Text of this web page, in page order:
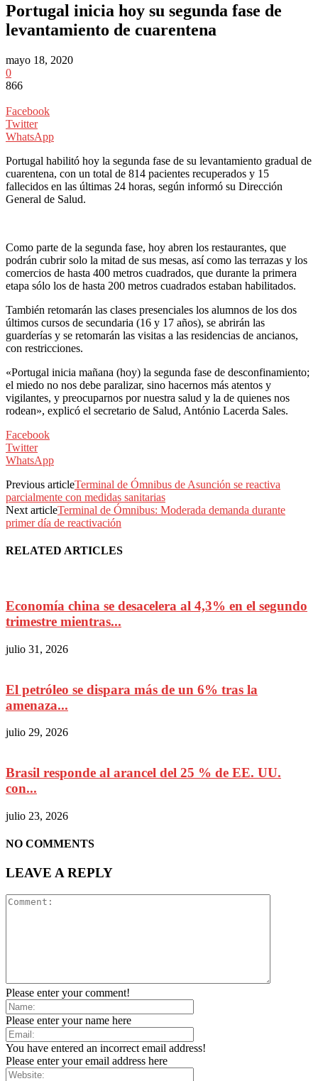
Portugal inicia hoy su segunda fase de
levantamiento de cuarentena
mayo 18, 2020
0
866
Facebook
Twitter
WhatsApp
Portugal habilitó hoy la segunda fase de su levantamiento gradual de
cuarentena, con un total de 814 pacientes recuperados y 15
fallecidos en las últimas 24 horas, según informó su Dirección
General de Salud.
Como parte de la segunda fase, hoy abren los restaurantes, que
podrán cubrir solo la mitad de sus mesas, así como las terrazas y los
comercios de hasta 400 metros cuadrados, que durante la primera
etapa sólo los de hasta 200 metros cuadrados estaban habilitados.
También retomarán las clases presenciales los alumnos de los dos
últimos cursos de secundaria (16 y 17 años), se abrirán las
guarderías y se retomarán las visitas a las residencias de ancianos,
con restricciones.
«Portugal inicia mañana (hoy) la segunda fase de desconfinamiento;
el miedo no nos debe paralizar, sino hacernos más atentos y
vigilantes, y preocuparnos por nuestra salud y la de quienes nos
rodean», explicó el secretario de Salud, António Lacerda Sales.
Facebook
Twitter
WhatsApp
Previous articleTerminal de Ómnibus de Asunción se reactiva
parcialmente con medidas sanitarias
Next articleTerminal de Ómnibus: Moderada demanda durante
primer día de reactivación
RELATED ARTICLES
Economía china se desacelera al 4,3% en el segundo
trimestre mientras...
julio 31, 2026
El petróleo se dispara más de un 6% tras la
amenaza...
julio 29, 2026
Brasil responde al arancel del 25 % de EE. UU.
con...
julio 23, 2026
NO COMMENTS
LEAVE A REPLY
Please enter your comment!
Please enter your name here
You have entered an incorrect email address!
Please enter your email address here